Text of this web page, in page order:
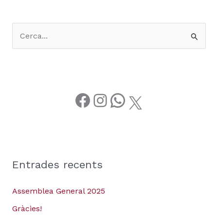
Entrades recents
Assemblea General 2025
Gràcies!